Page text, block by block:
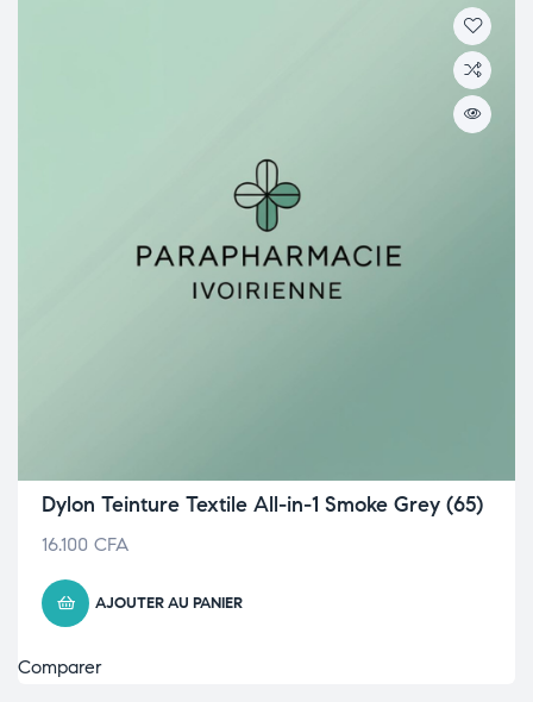
Dylon Teinture Textile All-in-1 Smoke Grey (65)
16.100 CFA
AJOUTER AU PANIER
Comparer